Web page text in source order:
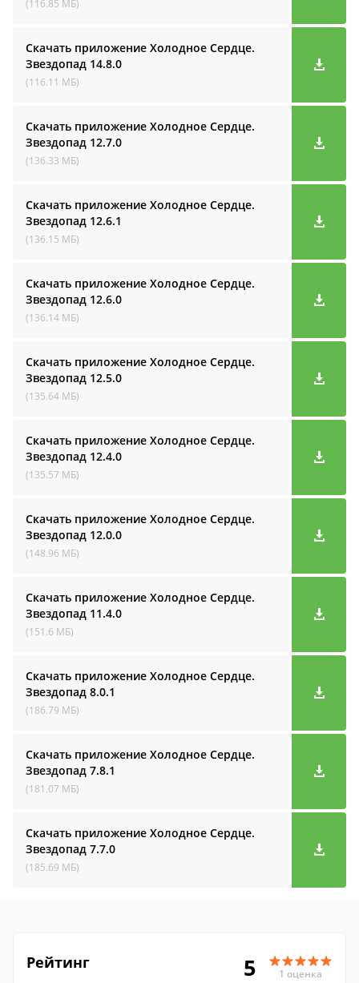
(116.85 МБ)
Скачать приложение Холодное Сердце.
Звездопад 14.8.0
(116.11 МБ)
Скачать приложение Холодное Сердце.
Звездопад 12.7.0
(136.33 МБ)
Скачать приложение Холодное Сердце.
Звездопад 12.6.1
(136.15 МБ)
Скачать приложение Холодное Сердце.
Звездопад 12.6.0
(136.14 МБ)
Скачать приложение Холодное Сердце.
Звездопад 12.5.0
(135.64 МБ)
Скачать приложение Холодное Сердце.
Звездопад 12.4.0
(135.57 МБ)
Скачать приложение Холодное Сердце.
Звездопад 12.0.0
(148.96 МБ)
Скачать приложение Холодное Сердце.
Звездопад 11.4.0
(151.6 МБ)
Скачать приложение Холодное Сердце.
Звездопад 8.0.1
(186.79 МБ)
Скачать приложение Холодное Сердце.
Звездопад 7.8.1
(181.07 МБ)
Скачать приложение Холодное Сердце.
Звездопад 7.7.0
(185.69 МБ)
Рейтинг 5 1 оценка